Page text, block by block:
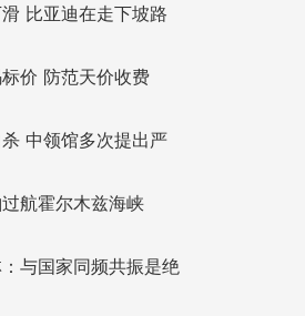
比亚迪在走下坡路
价 防范天价收费
中领馆多次提出严
航霍尔木兹海峡
与国家同频共振是绝